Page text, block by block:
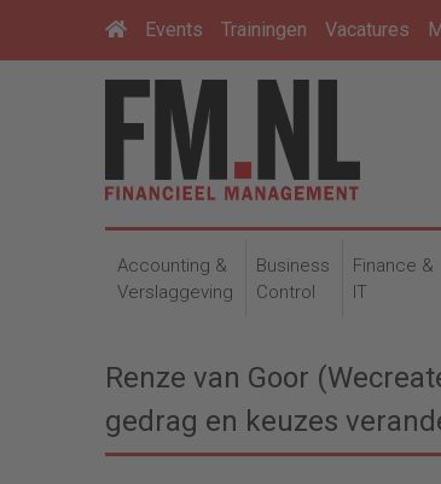
Events Trainingen Vacatures
Accounting &
Verslaggeving
Business
Control
Finance &
IT
Renze van Goor
gedrag en keuzes